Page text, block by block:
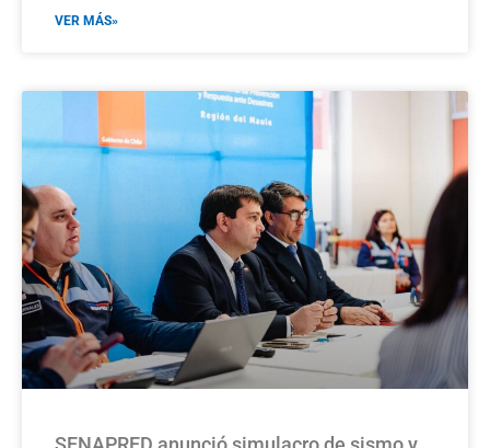
VER MÁS»